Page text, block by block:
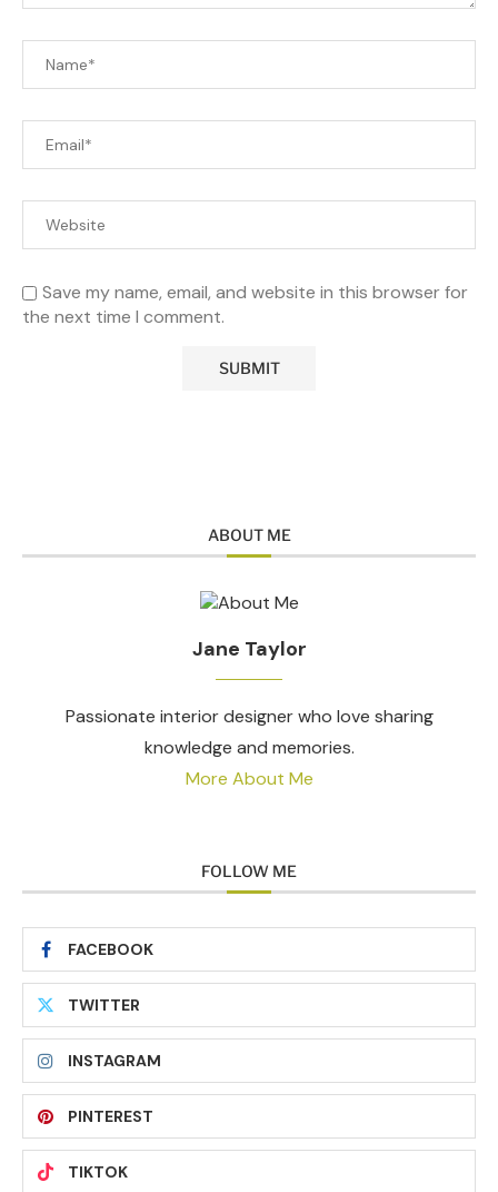
Save my name, email, and website in this browser for
the next time I comment.
ABOUT ME
Jane Taylor
Passionate interior designer who love sharing
knowledge and memories.
More About Me
FOLLOW ME
FACEBOOK
TWITTER
INSTAGRAM
PINTEREST
TIKTOK